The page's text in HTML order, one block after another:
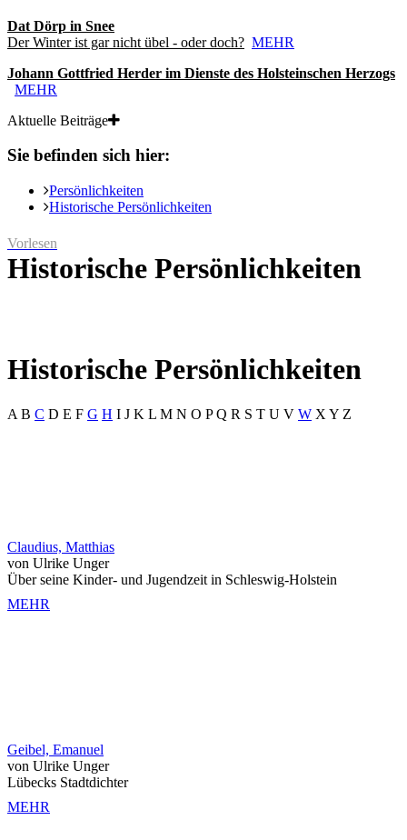
Dat Dörp in Snee
Der Winter ist gar nicht übel - oder doch? MEHR
Johann Gottfried Herder im Dienste des Holsteinschen Herzogs
MEHR
Aktuelle Beiträge
Sie befinden sich hier:
Persönlichkeiten
Historische Persönlichkeiten
Vorlesen
Historische Persönlichkeiten
Historische Persönlichkeiten
A B C D E F G H I J K L M N O PQ R S T U V W X Y Z
Claudius, Matthias
von Ulrike Unger
Über seine Kinder- und Jugendzeit in Schleswig-Holstein
MEHR
Geibel, Emanuel
von Ulrike Unger
Lübecks Stadtdichter
MEHR